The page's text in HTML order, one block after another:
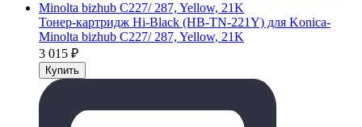
Тонер-картридж Hi-Black (HB-TN-221Y) для Konica-
Minolta bizhub C227/ 287, Yellow, 21K
3 015 ₽